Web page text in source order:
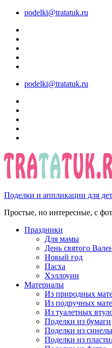
podelki@tratatuk.ru
podelki@tratatuk.ru
Поделки и аппликации для
Простые, но интересные, с
Праздники
Для мамы
День святого
Новый год
Пасха
Хэллоуин
Материалы
Из природных
Из подручных
Из туалетных
Поделки из бумаги
Поделки из
Поделки из